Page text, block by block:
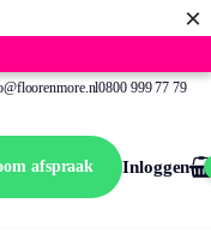
×
0800 999 77 79
afspraak Inloggen